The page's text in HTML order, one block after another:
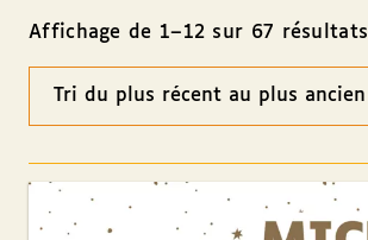
Affichage de 1–12 sur 67 résultats
Ordre